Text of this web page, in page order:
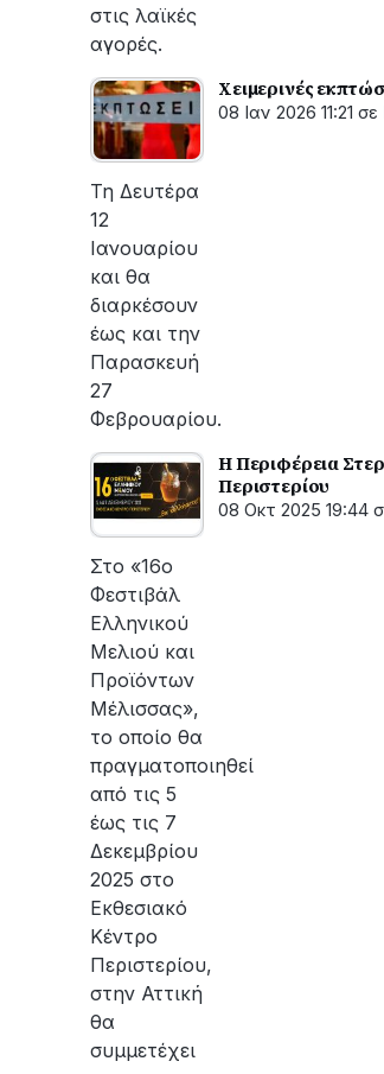
στις λαϊκές
αγορές.
Χειμερινές
08 Ιαν 2026 11:21 σε
Τη Δευτέρα
12
Ιανουαρίου
και θα
διαρκέσουν
έως και την
Παρασκευή
27
Φεβρουαρίου.
Η Περιφέρεια
Περιστερίου
08 Οκτ 2025 19:44
Στο «16ο
Φεστιβάλ
Ελληνικού
Μελιού και
Προϊόντων
Μέλισσας»,
το οποίο θα
πραγματοποιηθεί
από τις 5
έως τις 7
Δεκεμβρίου
2025 στο
Εκθεσιακό
Κέντρο
Περιστερίου,
στην Αττική
θα
συμμετέχει